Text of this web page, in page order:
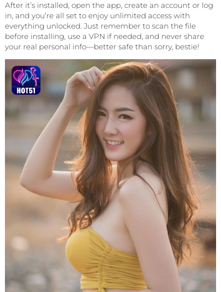
After it’s installed, open the app, create an account or log
in, and you’re all set to enjoy unlimited access with
everything unlocked. Just remember to scan the file
before installing, use a VPN if needed, and never share
your real personal info—better safe than sorry, bestie!